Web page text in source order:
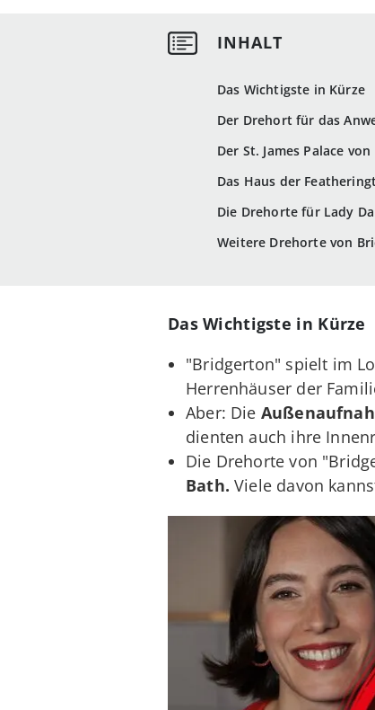
Das Wichtigste in Kürze
Der Drehort für das
Der St. James Palace
Das Haus der
Die Drehorte für Lady
Weitere Drehorte von
Das Wichtigste in Kürze
"Bridgerton" spielt im
Herrenhäuser der
Aber: Die
dienten auch ihre
Die Drehorte von
Bath.Viele davon